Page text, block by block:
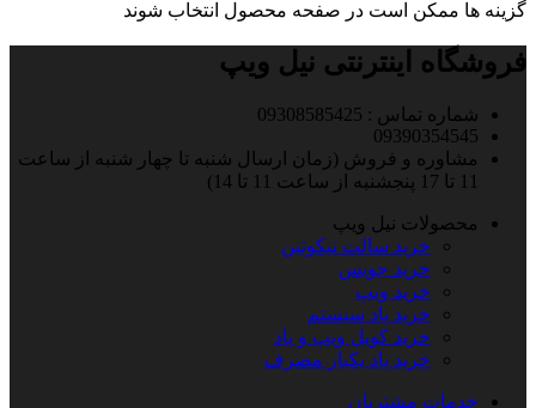
گزینه ها ممکن است در صفحه محصول انتخاب شوند
فروشگاه اینترنتی نیل ویپ
شماره تماس : 09308585425
09390354545
مشاوره و فروش (زمان ارسال شنبه تا چهار شنبه از ساعت
11 تا 17 پنجشنبه از ساعت 11 تا 14)
محصولات نیل ویپ
خرید سالت نیکوتین
خرید جویس
خرید ویپ
خرید پاد سیستم
خرید کویل ویپ و پاد
خرید پاد یکبار مصرف
خدمات مشتریان